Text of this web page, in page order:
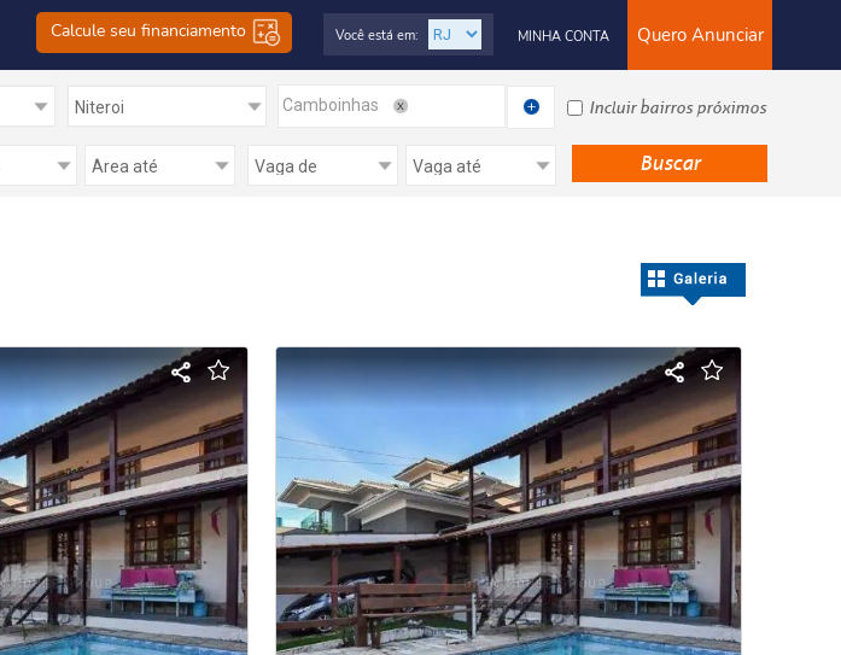
Calcule seu financiamento Quero Anunciar
MINHA CONTA
Você está em:
Camboinhas Incluir bairros próximos